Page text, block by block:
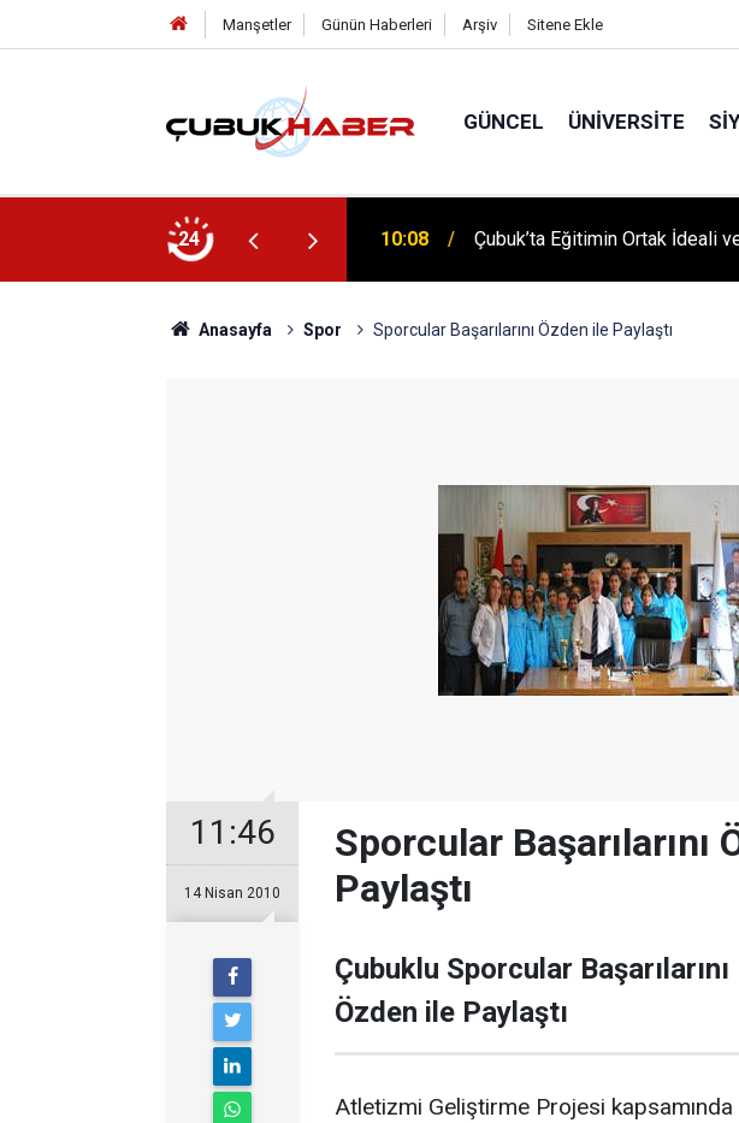
Manşetler Günün Haberleri Arşiv Sitene Ekle
GÜNCEL ÜNIVERSITE
24 12:06 ÇUBUK’TA ‘YAZA MERHABA’
Anasayfa Spor Sporcular Başarılarını Özden ile Paylaştı
11:46
14 Nisan 2010
Sporcular Başarılarını
Paylaştı
Çubuklu Sporcular
Özden ile Paylaştı
Atletizmi Geliştirme Projesi